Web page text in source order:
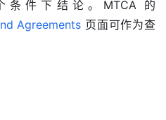
Agreements 页面可作为查